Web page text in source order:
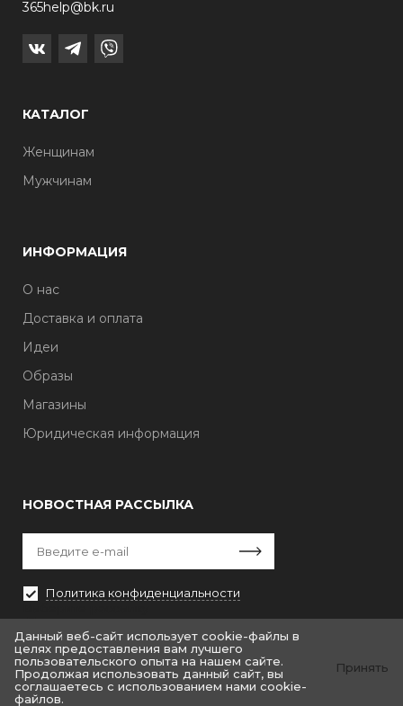
365help@bk.ru
КАТАЛОГ
Женщинам
Мужчинам
ИНФОРМАЦИЯ
О нас
Доставка и оплата
Идеи
Образы
Магазины
Юридическая информация
НОВОСТНАЯ РАССЫЛКА
Политика конфиденциальности
Первая кампания
© «Крайт: Одежда.Fashion»
Данный веб-сайт использует cookie-файлы в
целях предоставления вам лучшего
пользовательского опыта на нашем сайте.
Продолжая использовать данный сайт, вы
соглашаетесь с использованием нами cookie-
файлов.
Принять